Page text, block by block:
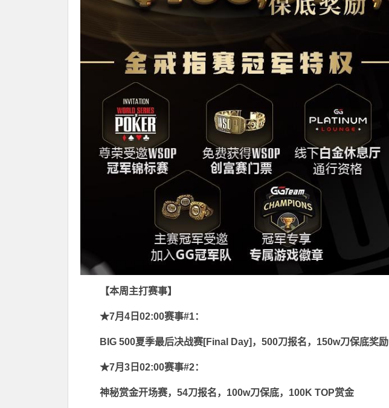
【本周主打赛事】
★7月4日02:00赛事#1：
BIG 500夏季最后决战赛[Final Day]，500刀报名，150w刀保底奖励
★7月3日02:00赛事#2：
神秘赏金开场赛，54刀报名，100w刀保底，100K TOP赏金